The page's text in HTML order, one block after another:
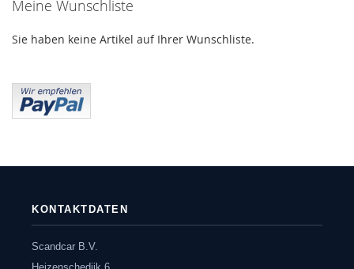
Meine Wunschliste
Sie haben keine Artikel auf Ihrer Wunschliste.
KONTAKTDATEN
Scandcar B.V.